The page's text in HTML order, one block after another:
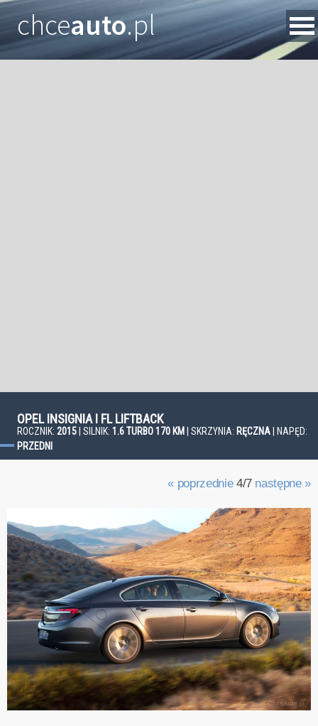
chceauto.pl
OPEL INSIGNIA I FL LIFTBACK
ROCZNIK: 2015 | SILNIK: 1.6 TURBO 170 KM | SKRZYNIA: RĘCZNA | NAPĘD:
PRZEDNI
« poprzednie4/7 następne »